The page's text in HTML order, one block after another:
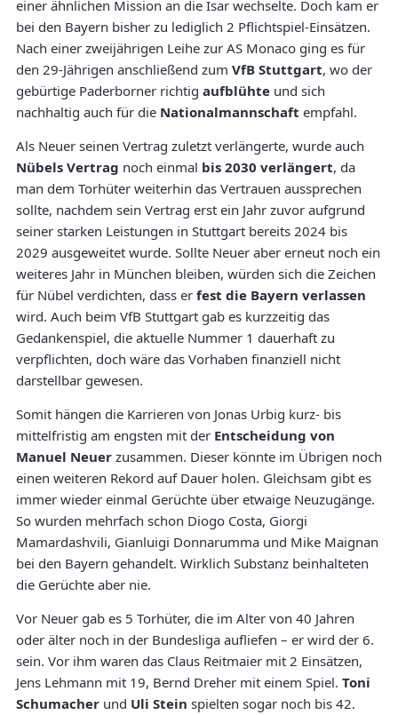
einer ähnlichen Mission an die Isar wechselte. Doch kam er
bei den Bayern bisher zu lediglich 2 Pflichtspiel-Einsätzen.
Nach einer zweijährigen Leihe zur AS Monaco ging es für
den 29-Jährigen anschließend zum VfB Stuttgart, wo der
gebürtige Paderborner richtig aufblühte und sich
nachhaltig auch für die Nationalmannschaft empfahl.
Als Neuer seinen Vertrag zuletzt verlängerte, wurde auch
Nübels Vertrag noch einmal bis 2030 verlängert, da
man dem Torhüter weiterhin das Vertrauen aussprechen
sollte, nachdem sein Vertrag erst ein Jahr zuvor aufgrund
seiner starken Leistungen in Stuttgart bereits 2024 bis
2029 ausgeweitet wurde. Sollte Neuer aber erneut noch ein
weiteres Jahr in München bleiben, würden sich die Zeichen
für Nübel verdichten, dass er fest die Bayern verlassen
wird. Auch beim VfB Stuttgart gab es kurzzeitig das
Gedankenspiel, die aktuelle Nummer 1 dauerhaft zu
verpflichten, doch wäre das Vorhaben finanziell nicht
darstellbar gewesen.
Somit hängen die Karrieren von Jonas Urbig kurz- bis
mittelfristig am engsten mit der Entscheidung von
Manuel Neuer zusammen. Dieser könnte im Übrigen noch
einen weiteren Rekord auf Dauer holen. Gleichsam gibt es
immer wieder einmal Gerüchte über etwaige Neuzugänge.
So wurden mehrfach schon Diogo Costa, Giorgi
Mamardashvili, Gianluigi Donnarumma und Mike Maignan
bei den Bayern gehandelt. Wirklich Substanz beinhalteten
die Gerüchte aber nie.
Vor Neuer gab es 5 Torhüter, die im Alter von 40 Jahren
oder älter noch in der Bundesliga aufliefen – er wird der 6.
sein. Vor ihm waren das Claus Reitmaier mit 2 Einsätzen,
Jens Lehmann mit 19, Bernd Dreher mit einem Spiel. Toni
Schumacher und Uli Stein spielten sogar noch bis 42.